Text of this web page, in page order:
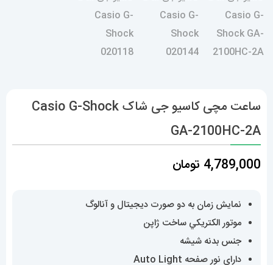
ساعت مچی کاسیو جی شاک Casio G-Shock
GA-2100HC-2A
4,789,000 تومان
نمایش زمان به دو صورت دیجیتال و آنالوگ
موتور الکتريکي ساخت ژاپن
جنس بدنه شیشه
دارای نور صفحه Auto Light